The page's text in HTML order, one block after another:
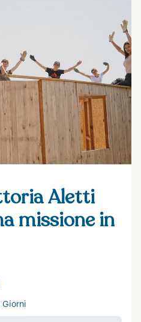
Aletti
missione in
Giorni